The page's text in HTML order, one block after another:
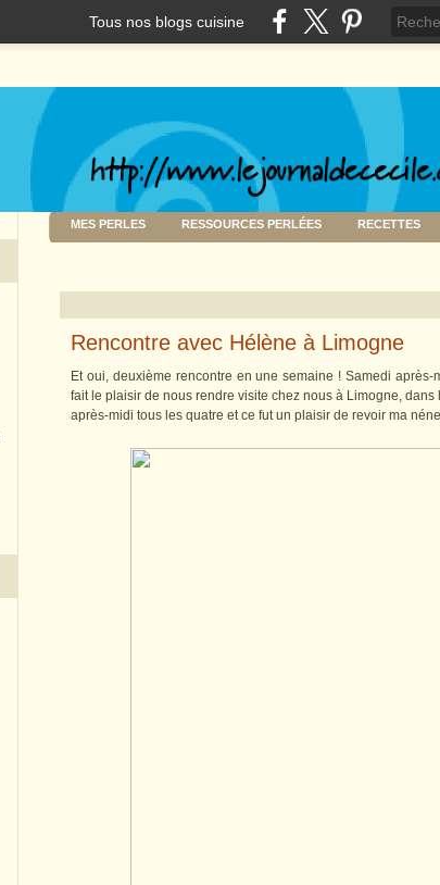
Tous nos blogs cuisine
MES PERLES RESSOURCES PERLÉES RECETTES
Rencontre avec Hélène à Limogne
Et oui, deuxième rencontre en une semaine ! Samedi
fait le plaisir de nous rendre visite chez nous à Limogne,
après-midi tous les quatre et ce fut un plaisir de revoir ma